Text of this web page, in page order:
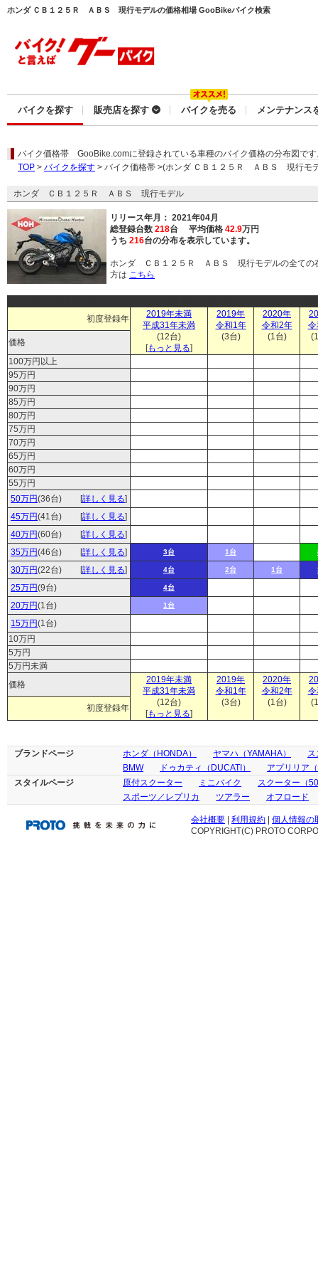
ホンダ ＣＢ１２５Ｒ ＡＢＳ 現行モデルの価格相場 GooBikeバイク検索
バイクを探す 販売店を探す バイクを売る メンテナンス
バイク価格帯 GooBike.comに登録されている車種のバイク価格の分布図です
TOP > バイクを探す > バイク価格帯 >(ホンダ ＣＢ１２５Ｒ ＡＢＳ 現行モ
ホンダ ＣＢ１２５Ｒ ＡＢＳ 現行モデル
リリース年月： 2021年04月
総登録台数 218台 平均価格 42.9万円
うち 216台の分布を表示しています。
ホンダ ＣＢ１２５Ｒ ＡＢＳ 現行モデルの全ての
方は こちら
初度登録年
2019年未満
平成31年未満
(12台)
[もっと見る]
2019年
令和1年
(3台)
2020年
令和2年
(1台)
価格
100万円以上
95万円
90万円
85万円
80万円
75万円
70万円
65万円
60万円
55万円
50万円(36台) [詳しく見る]
45万円(41台) [詳しく見る]
40万円(60台) [詳しく見る]
35万円(46台) [詳しく見る] 3台 1台
30万円(22台) [詳しく見る] 4台 2台 1台
25万円(9台) 4台
20万円(1台) 1台
15万円(1台)
10万円
5万円
5万円未満
価格
2019年未満
平成31年未満
(12台)
[もっと見る]
2019年
令和1年
(3台)
2020年
令和2年
(1台)
初度登録年
ブランドページ ホンダ（HONDA） ヤマハ（YAMAHA）
ス
BMW
ドゥカティ（DUCATI）
アプリリア
スタイルページ
原付スクーター ミニバイク
スクーター（
スポーツ／レプリカ
ツアラー オフロード
会社概要 利用規約
個人情報の
COPYRIGHT(C) PROTO